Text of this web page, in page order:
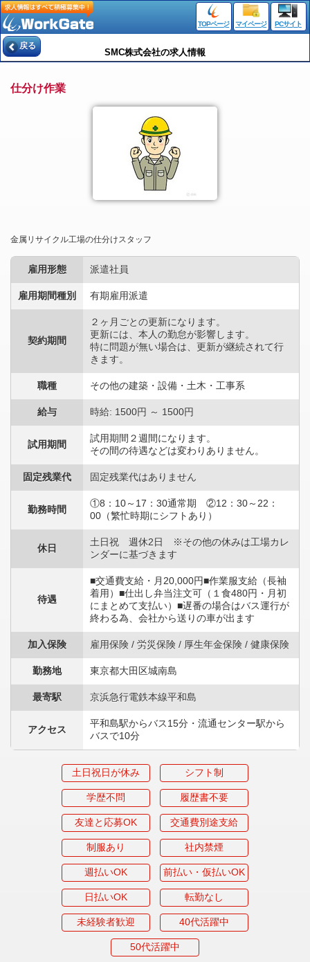
TOPページ マイページ PCサイト
戻る
SMC株式会社の求人情報
仕分け作業
金属リサイクル工場の仕分けスタッフ
雇用形態 派遣社員
雇用期間種別 有期雇用派遣
契約期間
２ヶ月ごとの更新になります。
更新には、本人の勤怠が影響します。
特に問題が無い場合は、更新が継続されて行
きます。
職種 その他の建築・設備・土木・工事系
給与 時給: 1500円 ～ 1500円
試用期間
試用期間２週間になります。
その間の待遇などは変わりありません。
固定残業代 固定残業代はありません
勤務時間
①8：10～17：30通常期 ②12：30～22：
00（繁忙時期にシフトあり）
休日
土日祝 週休2日 ※その他の休みは工場カレ
ンダーに基づきます
待遇
■交通費支給・月20,000円■作業服支給（長袖
着用）■仕出し弁当注文可（１食480円・月初
にまとめて支払い）■遅番の場合はバス運行が
終わる為、会社から送りの車が出ます
加入保険 雇用保険 / 労災保険 / 厚生年金保険 / 健康保険
勤務地 東京都大田区城南島
最寄駅 京浜急行電鉄本線平和島
アクセス
平和島駅からバス15分・流通センター駅から
バスで10分
土日祝日が休み シフト制
学歴不問 履歴書不要
友達と応募OK 交通費別途支給
制服あり 社内禁煙
週払いOK 前払い・仮払いOK
日払いOK 転勤なし
未経験者歓迎 40代活躍中
50代活躍中